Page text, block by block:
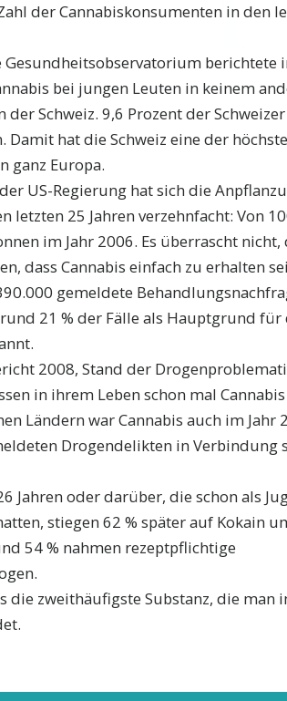
der Cannabiskonsumenten in den
Gesundheitsobservatorium berichtete
bei jungen Leuten in keinem
der Schweiz. 9,6 Prozent der
Damit hat die Schweiz eine der
ganz Europa.
US-Regierung hat sich die
letzten 25 Jahren verzehnfacht: Von
im Jahr 2006. Es überrascht nicht,
dass Cannabis einfach zu erhalten
gemeldete
21 % der Fälle als Hauptgrund
2008, Stand der
in ihrem Leben schon mal
Ländern war Cannabis auch im Jahr
Drogendelikten in Verbindung
Jahren oder darüber, die schon als
stiegen 62 % später auf Kokain
54 % nahmen rezeptpflichtige
die zweithäufigste Substanz, die man